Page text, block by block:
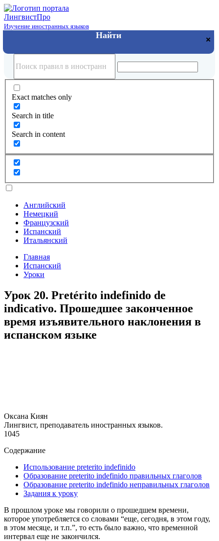
ЛингвистПро
Изучение иностранных языков
Exact matches only
Search in title
Search in content
Английский
Немецкий
Французский
Испанский
Итальянский
Главная
Испанский
Уроки
Урок 20. Pretérito indefinido de
indicativo. Прошедшее законченное
время изъявительного наклонения в
испанском языке
Оксана Киян
Лингвист, преподаватель иностранных языков.
1045
Содержание
Использование preterito indefinido
Образование preterito indefinido правильных глаголов
Образование preterito indefinido неправильных глаголов
Задания к уроку
В прошлом уроке мы говорили о прошедшем времени,
которое употребляется со словами “еще, сегодня, в этом году,
в этом месяце, и т.п.”, то есть было важно, что временной
интервал еще не закончился.